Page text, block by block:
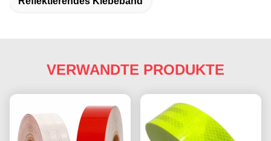
VERWANDTE PRODUKTE